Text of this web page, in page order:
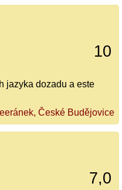
10
jazyka dozadu a este
České Budějovice
7,0